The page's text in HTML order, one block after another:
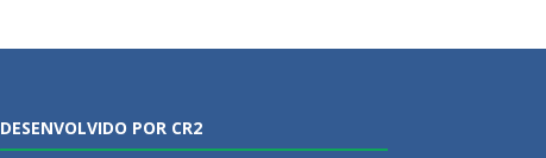
DESENVOLVIDO POR CR2